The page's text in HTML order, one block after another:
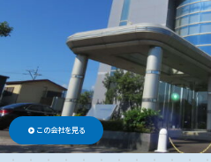
この会社を見る